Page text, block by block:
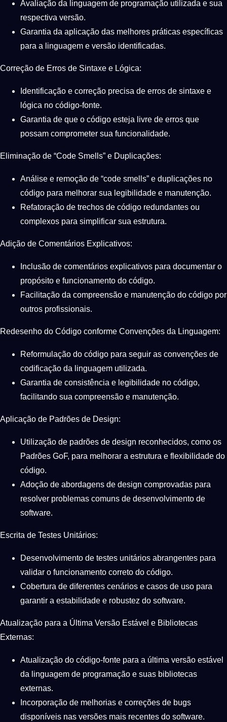
Avaliação da linguagem de programação utilizada e sua
respectiva versão.
Garantia da aplicação das melhores práticas específicas
para a linguagem e versão identificadas.
Correção de Erros de Sintaxe e Lógica:
Identificação e correção precisa de erros de sintaxe e
lógica no código-fonte.
Garantia de que o código esteja livre de erros que
possam comprometer sua funcionalidade.
Eliminação de “Code Smells” e Duplicações:
Análise e remoção de “code smells” e duplicações no
código para melhorar sua legibilidade e manutenção.
Refatoração de trechos de código redundantes ou
complexos para simplificar sua estrutura.
Adição de Comentários Explicativos:
Inclusão de comentários explicativos para documentar o
propósito e funcionamento do código.
Facilitação da compreensão e manutenção do código por
outros profissionais.
Redesenho do Código conforme Convenções da Linguagem:
Reformulação do código para seguir as convenções de
codificação da linguagem utilizada.
Garantia de consistência e legibilidade no código,
facilitando sua compreensão e manutenção.
Aplicação de Padrões de Design:
Utilização de padrões de design reconhecidos, como os
Padrões GoF, para melhorar a estrutura e flexibilidade do
código.
Adoção de abordagens de design comprovadas para
resolver problemas comuns de desenvolvimento de
software.
Escrita de Testes Unitários:
Desenvolvimento de testes unitários abrangentes para
validar o funcionamento correto do código.
Cobertura de diferentes cenários e casos de uso para
garantir a estabilidade e robustez do software.
Atualização para a Última Versão Estável e Bibliotecas
Externas:
Atualização do código-fonte para a última versão estável
da linguagem de programação e suas bibliotecas
externas.
Incorporação de melhorias e correções de bugs
disponíveis nas versões mais recentes do software.